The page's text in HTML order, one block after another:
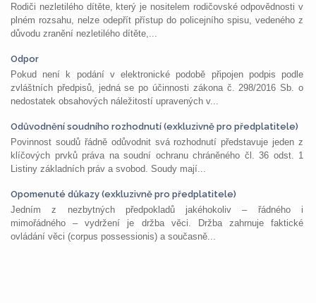
Rodiči nezletilého dítěte, který je nositelem rodičovské odpovědnosti v
plném rozsahu, nelze odepřít přístup do policejního spisu, vedeného z
důvodu zranění nezletilého dítěte,...
Odpor
Pokud není k podání v elektronické podobě připojen podpis podle
zvláštních předpisů, jedná se po účinnosti zákona č. 298/2016 Sb. o
nedostatek obsahových náležitostí upravených v...
Odůvodnění soudního rozhodnutí (exkluzivně pro předplatitele)
Povinnost soudů řádně odůvodnit svá rozhodnutí představuje jeden z
klíčových prvků práva na soudní ochranu chráněného čl. 36 odst. 1
Listiny základních práv a svobod. Soudy mají...
Opomenuté důkazy (exkluzivně pro předplatitele)
Jedním z nezbytných předpokladů jakéhokoliv – řádného i
mimořádného – vydržení je držba věci. Držba zahrnuje faktické
ovládání věci (corpus possessionis) a současně...